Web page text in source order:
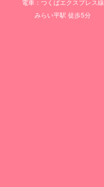
電車：つくばエクスプレス線
みらい平駅 徒歩5分